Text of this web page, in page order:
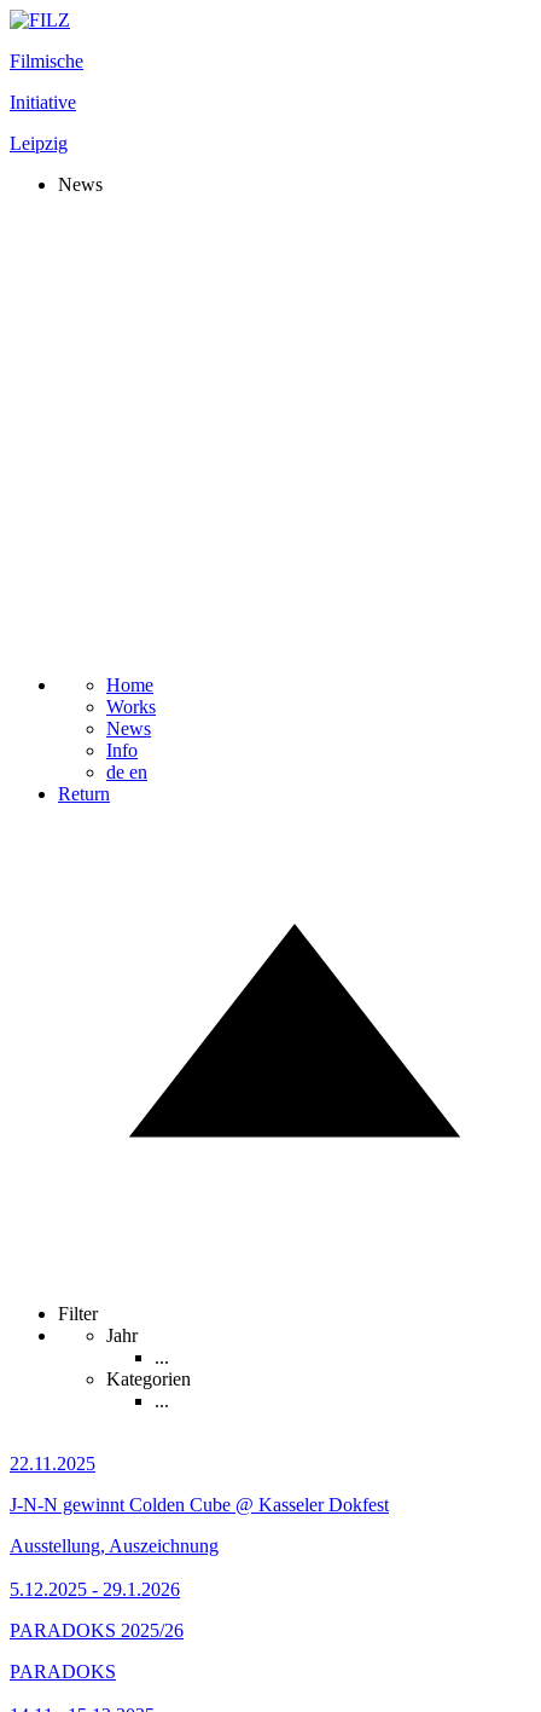
Filmische
Initiative
Leipzig
News
Home
Works
News
Info
de en
Return
Filter
Jahr
...
Kategorien
...
22.11.2025
J-N-N gewinnt Colden Cube @ Kasseler Dokfest
Ausstellung, Auszeichnung
5.12.2025 - 29.1.2026
PARADOKS 2025/26
PARADOKS